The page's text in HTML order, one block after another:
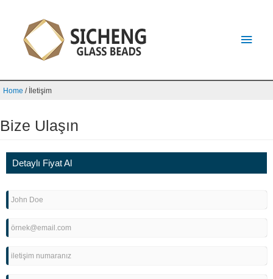
Home / İletişim
Bize Ulaşın
Detaylı Fiyat Al